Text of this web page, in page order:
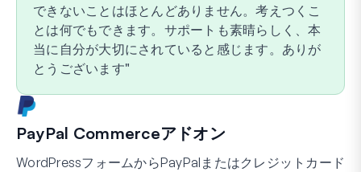
できないことはほとんどありません。考えつくこ
とは何でもできます。サポートも素晴らしく、本
当に自分が大切にされていると感じます。ありが
とうございます
PayPal Commerceアドオン
WordPressフォームからPayPalまたはクレジットカード